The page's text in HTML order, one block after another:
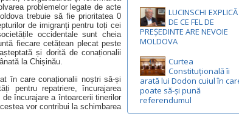
problemelor legate de acte
trebuie să fie prioritatea 0
de imigranți pentru toți cei
occidentale sunt cheia
fiecare cetățean plecat peste
și dorită de conaționalii
la Chișinău.
în care conaționalii noștri să-și
pentru repatriere, încurajarea
încurajare a întoarcerii tinerilor
vor contribui la schimbarea
LUCINSCHI EXPLICĂ
DE CE FEL DE
PREȘEDINTE ARE NEVOIE
MOLDOVA
Curtea
Constituțională îi
arată lui Dodon cuiul în
poate să-și pună
referendumul